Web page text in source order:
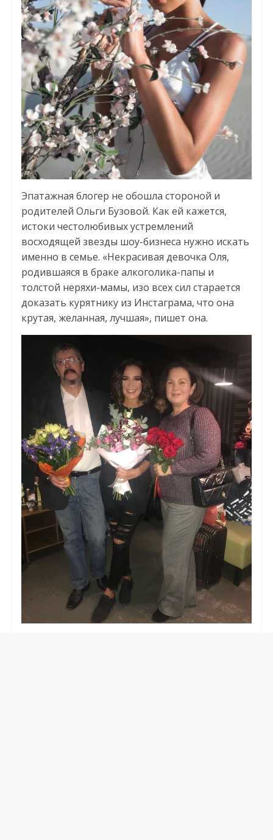
Эпатажная блогер не обошла стороной и
родителей Ольги Бузовой. Как ей кажется,
истоки честолюбивых устремлений
восходящей звезды шоу-бизнеса нужно искать
именно в семье. «Некрасивая девочка Оля,
родившаяся в браке алкоголика-папы и
толстой неряхи-мамы, изо всех сил старается
доказать курятнику из Инстаграма, что она
крутая, желанная, лучшая», пишет она.